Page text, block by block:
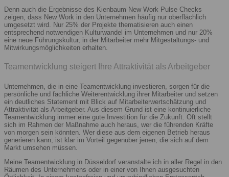
Denn auch die Ergebnisse des Kienbaum New Work Pulse Checks
zeigen, dass New Work in den Unternehmen häufig nur oberflächlich
umgesetzt wird. Nur 25% der Projekte thematisieren auch einen
entsprechend notwendigen Kulturwandel im Unternehmen und nur 20%
eine neue Führungskultur, in der Mitarbeiter mehr Mitgestaltungs- und
Mitwirkungsmöglichkeiten erhalten.
Teamentwicklung steigert Ihre Attraktivität als Arbeitgeber
Unternehmen, die in eine Teamentwicklung investieren, sorgen für die
persönliche und fachliche Weiterentwicklung ihrer Mitarbeiter und setzen
ein deutliches Statement mit Blick auf Mitarbeiterwertschätzung und
Attraktivität als Arbeitgeber. Aus diesem Grund ist eine kontinuierliche
Teamentwicklung immer eine gute Investition für die Zukunft. Oft stellt
sich im Rahmen der Maßnahme auch heraus, wer die führenden Kräfte
von morgen sein könnten. Wer diese aus dem eigenen Betrieb heraus
generieren kann, ist klar im Vorteil gegenüber jenen, die sich auf dem
Markt umsehen müssen.
Meine Teamentwicklung in Düsseldorf veranstalte ich in aller Regel in den
Räumen des Unternehmens oder in einer von Ihnen ausgesuchten